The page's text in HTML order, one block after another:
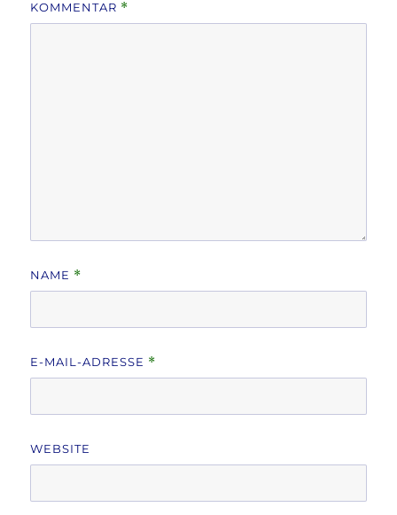
KOMMENTAR *
NAME *
E-MAIL-ADRESSE *
WEBSITE